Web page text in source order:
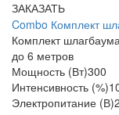
ЗАКАЗАТЬ
Combo Комплект
Комплект
до 6 метров
Мощность (Вт)300
Интенсивность (%)
Электропитание (В)